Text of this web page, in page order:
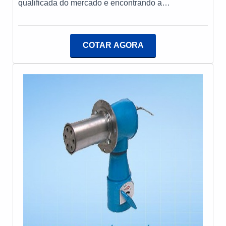
qualificada do mercado e encontrando a
lembrar que o produto deve sempre ser adquirido
durabilidade dos materiais, além de evitar prejuízos
com substituições frequentes de peças defeituosas.
desnecessários.MAIS DETALHES SOBRE
TRANSFORMADOR DE IGNIÇÃO PARA
QUEIMADORESQuem busca por transformador de
ignição para queimador em uma empresa inovadora,
acha o site da PS Combustão. Empresa
especializada em queimadores industriais e
programadores de chamas, focando em tecnologia e
desenvolvimento no que gera resultado ao
cliente.Discorrendo ainda sobre transformador de
ignição para queimadores, deve-se descartar
COTAR AGORA